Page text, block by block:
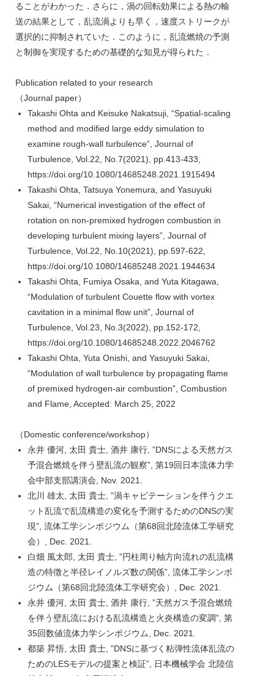
ることがわかった．さらに，渦の回転効果による熱の輸
送の結果として，乱流渦よりも早く，速度ストリークが
選択的に抑制されていた．このように，乱流燃焼の予測
と制御を実現するための基礎的な知見が得られた．
Publication related to your research
（Journal paper）
Takashi Ohta and Keisuke Nakatsuji, “Spatial-scaling
method and modified large eddy simulation to
examine rough-wall turbulence”, Journal of
Turbulence, Vol.22, No.7(2021), pp.413-433,
https://doi.org/10.1080/14685248.2021.1915494
Takashi Ohta, Tatsuya Yonemura, and Yasuyuki
Sakai, “Numerical investigation of the effect of
rotation on non-premixed hydrogen combustion in
developing turbulent mixing layers”, Journal of
Turbulence, Vol.22, No.10(2021), pp.597-622,
https://doi.org/10.1080/14685248.2021.1944634
Takashi Ohta, Fumiya Osaka, and Yuta Kitagawa,
“Modulation of turbulent Couette flow with vortex
cavitation in a minimal flow unit”, Journal of
Turbulence, Vol.23, No.3(2022), pp.152-172,
https://doi.org/10.1080/14685248.2022.2046762
Takashi Ohta, Yuta Onishi, and Yasuyuki Sakai,
“Modulation of wall turbulence by propagating flame
of premixed hydrogen-air combustion”, Combustion
and Flame, Accepted: March 25, 2022
（Domestic conference/workshop）
永井 優河, 太田 貴士, 酒井 康行, ”DNSによる天然ガス
予混合燃焼を伴う壁乱流の観察”, 第19回日本流体力学
会中部支部講演会, Nov. 2021.
北川 雄太, 太田 貴士, ”渦キャビテーションを伴うクエ
ット乱流で乱流構造の変化を予測するためのDNSの実
現”, 流体工学シンポジウム（第68回北陸流体工学研究
会）, Dec. 2021.
白畑 風太郎, 太田 貴士, ”円柱周り軸方向流れの乱流構
造の特徴と半径レイノルズ数の関係”, 流体工学シンポ
ジウム（第68回北陸流体工学研究会）, Dec. 2021.
永井 優河, 太田 貴士, 酒井 康行, ”天然ガス予混合燃焼
を伴う壁乱流における乱流構造と火炎構造の変調”, 第
35回数値流体力学シンポジウム, Dec. 2021.
都築 昇悟, 太田 貴士, ”DNSに基づく粘弾性流体乱流の
ためのLESモデルの提案と検証”, 日本機械学会 北陸信